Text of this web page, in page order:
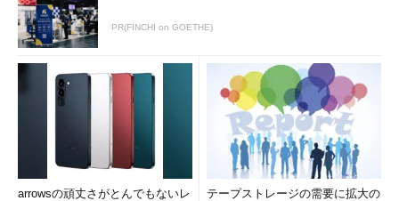
PR(FINCHI on GOETHE)
arrowsの頑丈さがとんでもないレ
テープストレージの需要に拡大の